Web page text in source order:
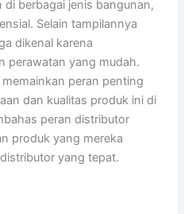
berbagai jenis bangunan,
Selain tampilannya
dikenal karena
perawatan yang mudah.
peran penting
dan kualitas produk ini di
peran distributor
produk yang mereka
yang tepat.